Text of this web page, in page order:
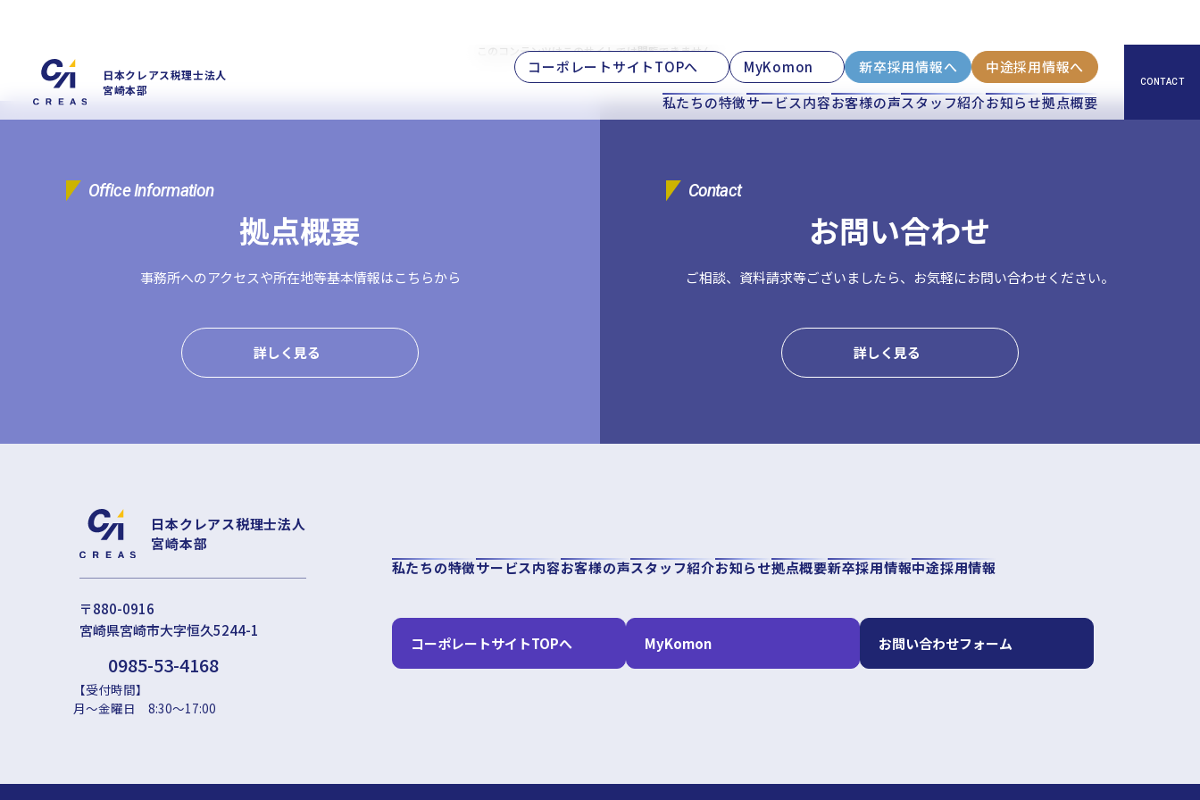
日本クレアス税理士法人
宮崎本部
コーポレートサイトTOPへ MyKomon 新卒採用情報へ
中途採用情報へ
私たちの特徴サービス内容お客様の声スタッフ紹介お知らせ拠点概要
CONTACT
このコンテンツはこのサイトでは閲覧できません。
Office Information
拠点概要
事務所へのアクセスや所在地等基本情報はこちらから
詳しく見る
Contact
お問い合わせ
ご相談、資料請求等ございましたら、 お気軽にお問い合わせください。
詳しく見る
日本クレアス税理士法人
宮崎本部
〒880-0916
宮崎県宮崎市大字恒久5244-1
0985-53-4168
【受付時間】
月～金曜日 8:30～17:00
私たちの特徴サービス内容お客様の声スタッフ紹介お知らせ拠点概要新卒採用情報中途採用情報
コーポレートサイトTOPへ MyKomon お問い合わせフォーム